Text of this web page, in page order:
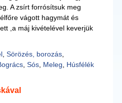
A zsírt forrósítsuk meg
vágott hagymát és
,a máj kivételével keverjük
, Sörözés, borozás,
, Sós, Meleg Húsfélék